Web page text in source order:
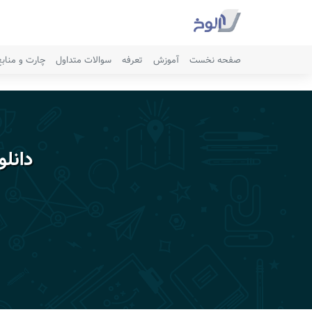
صفحه نخست آموزش تعرفه سوالات متداول چارت و